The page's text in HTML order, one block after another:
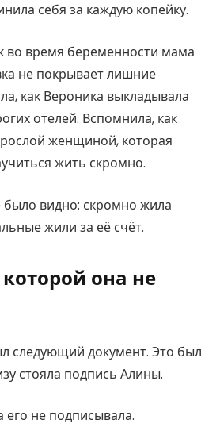
себя за каждую копейку.
во время беременности мама
не покрывает лишние
как Вероника выкладывала
отелей. Вспомнила, как
женщиной, которая
жить скромно.
было видно: скромно жила
жили за её счёт.
она не
следующий документ. Это был
стояла подпись Алины.
его не подписывала.